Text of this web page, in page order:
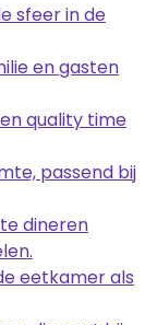
sfeer in de
en gasten
quality time
passend bij
dineren
eetkamer als